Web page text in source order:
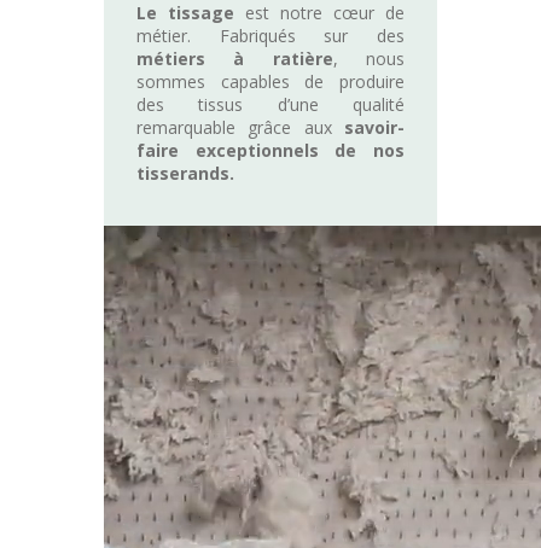
Le tissage est notre cœur de
métier. Fabriqués sur des
métiers à ratière, nous
sommes capables de produire
des tissus d’une qualité
remarquable grâce aux savoir-
faire exceptionnels de nos
tisserands.